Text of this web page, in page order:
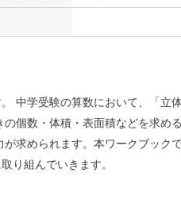
中学受験の算数において、「立体
個数・体積・表面積などを求め
求められます。本ワークブック
り組んでいきます。